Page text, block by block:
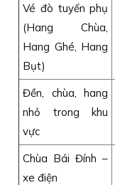
Vé đò tuyến phụ
(Hang Chùa,
Hang Ghé, Hang
Bụt)
Đền, chùa, hang
nhỏ trong khu
vực
Chùa Bái Đính –
xe điện